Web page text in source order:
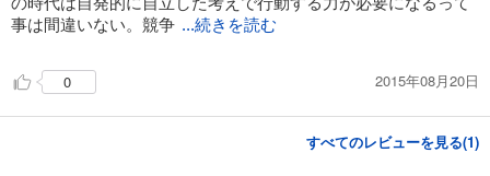
・フリースクロール（リフロー）型でないので、文字サイズの変更、フ
ォントの変更ができません
・マーカーは付けられません
・推奨端末はPCかタブレットです（スマートフォンは推奨いたしませ
事は間違いない。競争 ...続きを読む
0 2015年08月20日
すべてのレビューを見る(1)